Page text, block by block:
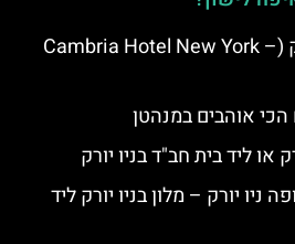
מלון קאמבריה ניו יורק (Cambria Hotel New York –
אוהבים במנהטן
או ליד בית חב"ד בניו יורק
ניו יורק – מלון בניו יורק ליד